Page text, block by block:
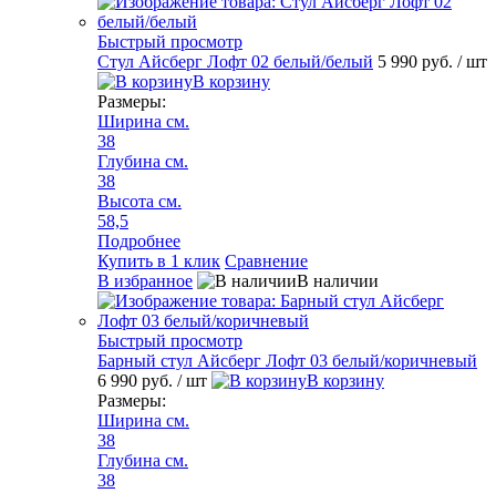
Быстрый просмотр
Стул Айсберг Лофт 02 белый/белый 5 990 руб. / шт
В корзину
Размеры:
Ширина см.
38
Глубина см.
38
Высота см.
58,5
Подробнее
Купить в 1 клик Сравнение
В избранное
В наличии
Быстрый просмотр
Барный стул Айсберг Лофт 03 белый/коричневый
6 990 руб. / шт
В корзину
Размеры:
Ширина см.
38
Глубина см.
38